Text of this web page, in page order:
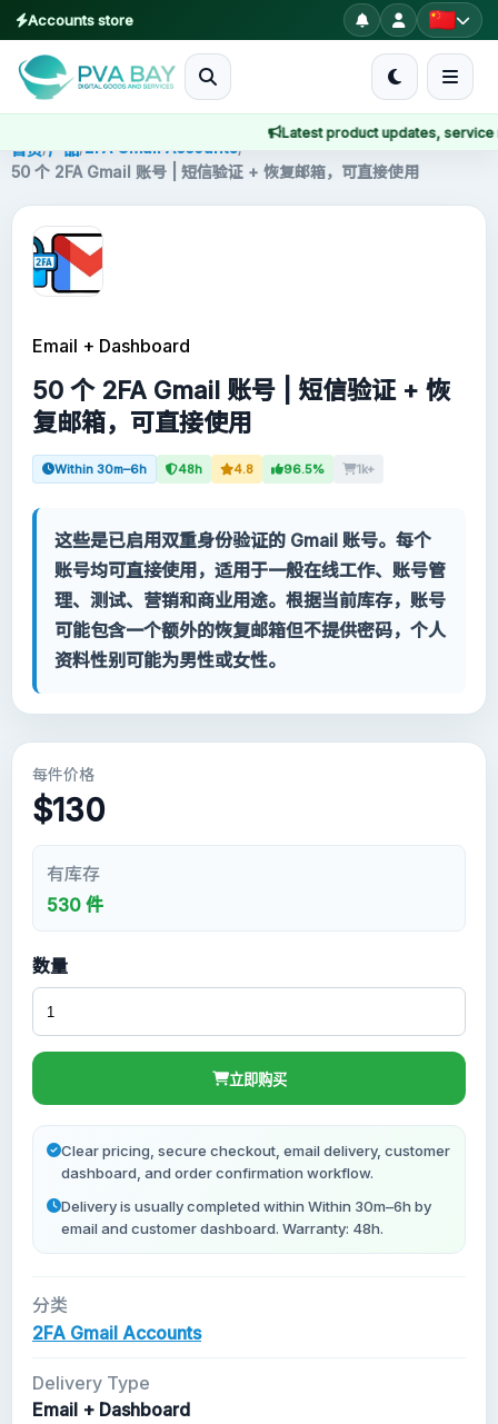
Accounts store
Latest product updates, service
MENU
产品
博客
2FA
FAQ
我的账户
支持
Google Voice
Gmail 账号 2024
Gmail 账号 2023
2FA Gmail 账号
Gmail 账号 2022
首页/产品/2FA Gmail Accounts/
50 个 2FA Gmail 账号 | 短信验证 + 恢复邮箱，可直接使用
Email + Dashboard
50 个 2FA Gmail 账号 | 短信验证 + 恢
复邮箱，可直接使用
Within 30m–6h 48h 4.8 96.5% 1k+
这些是已启用双重身份验证的 Gmail 账号。每个
账号均可直接使用，适用于一般在线工作、账号管
理、测试、营销和商业用途。根据当前库存，账号
可能包含一个额外的恢复邮箱但不提供密码，个人
资料性别可能为男性或女性。
每件价格
$130
有库存
530 件
数量
立即购买
Clear pricing, secure checkout, email delivery, customer
dashboard, and order confirmation workflow.
Delivery is usually completed within Within 30m–6h by
email and customer dashboard. Warranty: 48h.
分类
2FA Gmail Accounts
Delivery Type
Email + Dashboard